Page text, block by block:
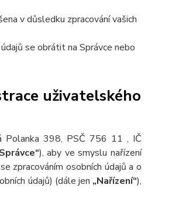
v důsledku zpracování vašich
se obrátit na Správce nebo
uživatelského
Polanka 398, PSČ 756 11 , IČ
), aby ve smyslu nařízení
zpracováním osobních údajů a o
údajů) (dále jen „Nařízení“),